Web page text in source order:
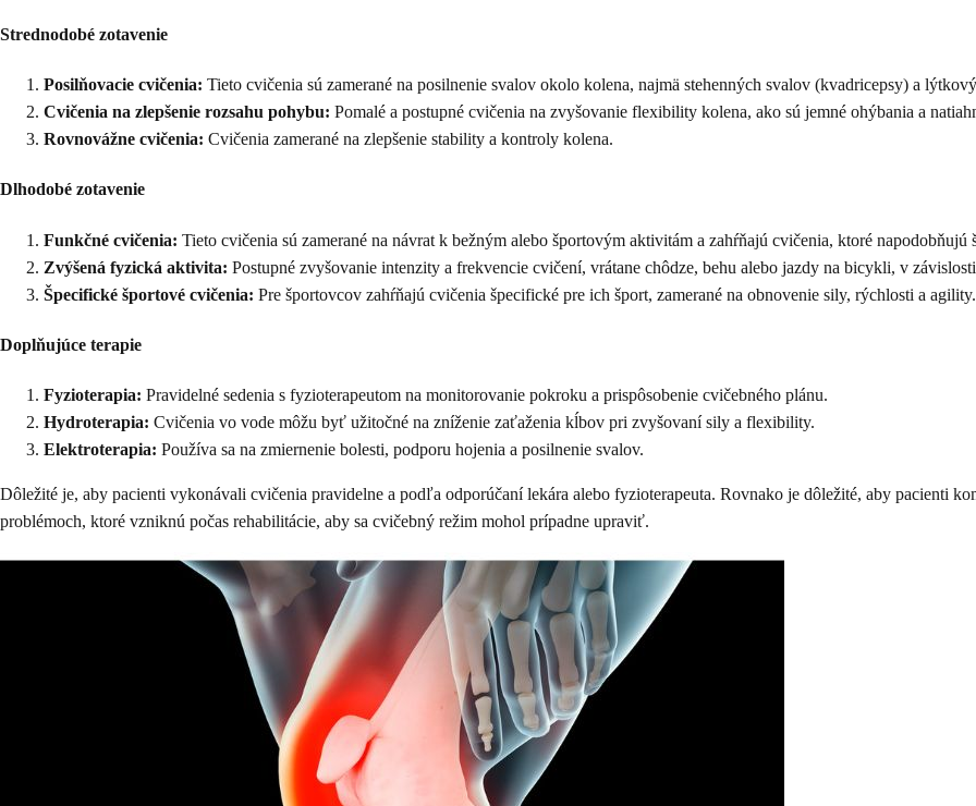
Strednodobé zotavenie
Posilňovacie cvičenia: Tieto cvičenia sú zamerané na posilnenie svalov okolo kolena, najmä stehenných svalov (kvadricepsy) a
Cvičenia na zlepšenie rozsahu pohybu: Pomalé a postupné cvičenia na zvyšovanie flexibility kolena, ako sú jemné ohýbania a
Rovnovážne cvičenia: Cvičenia zamerané na zlepšenie stability a kontroly kolena.
Dlhodobé zotavenie
Funkčné cvičenia: Tieto cvičenia sú zamerané na návrat k bežným alebo športovým aktivitám a zahŕňajú cvičenia, ktoré napodobňujú
Zvýšená fyzická aktivita: Postupné zvyšovanie intenzity a frekvencie cvičení, vrátane chôdze, behu alebo jazdy na bicykli, v
Špecifické športové cvičenia: Pre športovcov zahŕňajú cvičenia špecifické pre ich šport, zamerané na obnovenie sily, rýchlosti a agility.
Doplňujúce terapie
Fyzioterapia: Pravidelné sedenia s fyzioterapeutom na monitorovanie pokroku a prispôsobenie cvičebného plánu.
Hydroterapia: Cvičenia vo vode môžu byť užitočné na zníženie zaťaženia kĺbov pri zvyšovaní sily a flexibility.
Elektroterapia: Používa sa na zmiernenie bolesti, podporu hojenia a posilnenie svalov.
Dôležité je, aby pacienti vykonávali cvičenia pravidelne a podľa odporúčaní lekára alebo fyzioterapeuta. Rovnako je dôležité, aby pacienti
problémoch, ktoré vzniknú počas rehabilitácie, aby sa cvičebný režim mohol prípadne upraviť.